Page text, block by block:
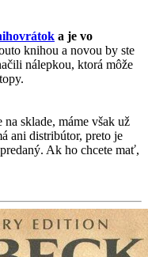
a je vo
knihou a novou by ste
nálepkou, ktorá môže
sklade, máme však už
ani distribútor, preto je
Ak ho chcete mať,